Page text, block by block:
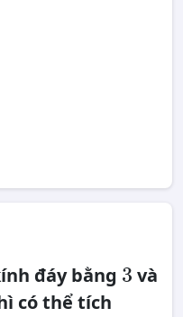
đáy bằng 3
3 và
có thể tích